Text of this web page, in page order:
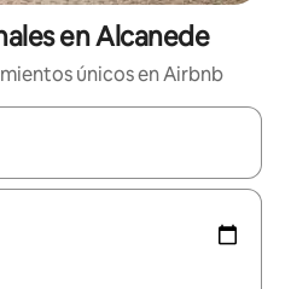
en Alcanede
únicos en Airbnb
disponibles, navega con las